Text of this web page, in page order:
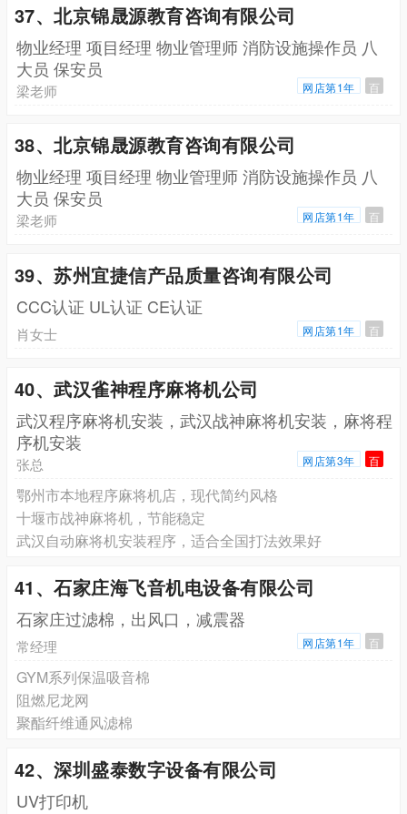
37、北京锦晟源教育咨询有限公司
物业经理 项目经理 物业管理师 消防设施操作员 八
大员 保安员
梁老师 网店第1年 百
38、北京锦晟源教育咨询有限公司
物业经理 项目经理 物业管理师 消防设施操作员 八
大员 保安员
梁老师 网店第1年 百
39、苏州宜捷信产品质量咨询有限公司
CCC认证 UL认证 CE认证
肖女士 网店第1年 百
40、武汉雀神程序麻将机公司
武汉程序麻将机安装，武汉战神麻将机安装，麻将程
序机安装
张总 网店第3年 百
鄂州市本地程序麻将机店，现代简约风格
十堰市战神麻将机，节能稳定
武汉自动麻将机安装程序，适合全国打法效果好
41、石家庄海飞音机电设备有限公司
石家庄过滤棉，出风口，减震器
常经理 网店第1年 百
GYM系列保温吸音棉
阻燃尼龙网
聚酯纤维通风滤棉
42、深圳盛泰数字设备有限公司
UV打印机